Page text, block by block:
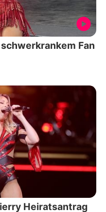
Fan
Heiratsantrag